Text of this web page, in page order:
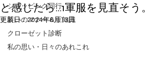
ショッピング同行
装いのマナー＆豆知識
クローゼット診断
私の思い・日々のあれこれ
と感じたら…1軍服を見直そう。
更新日：2024年6月13日